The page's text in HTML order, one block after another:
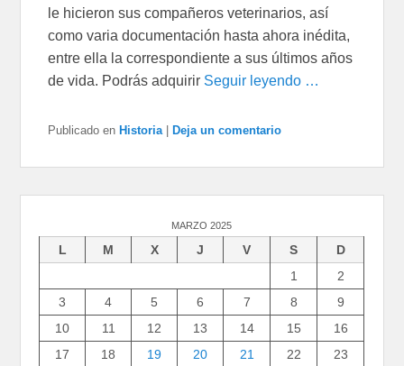
le hicieron sus compañeros veterinarios, así
como varia documentación hasta ahora inédita,
entre ella la correspondiente a sus últimos años
de vida. Podrás adquirir Seguir leyendo …
Publicado en Historia Deja un comentario
MARZO 2025
L M X J V S
D
1
2
3
4 5 6 7 8
9
10
11 12 13 14 15
16
17
18 19 20 21 22
23